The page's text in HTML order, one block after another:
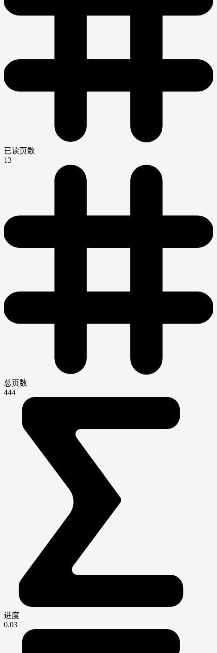
已读页数
13
总页数
444
进度
0.03